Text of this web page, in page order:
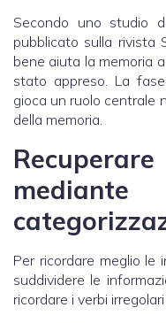
Secondo uno studio
pubblicato sulla rivista
bene aiuta la memoria
stato appreso. La
gioca un ruolo centrale
della memoria.
mediante
Per ricordare meglio le
suddividere le
ricordare i verbi